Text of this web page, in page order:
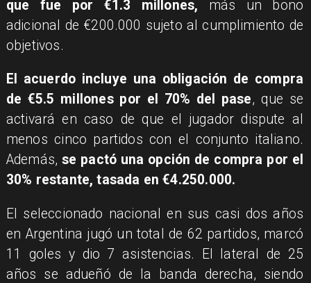
que fue por €1.3 millones, más un bono
adicional de €200.000 sujeto al cumplimiento de
objetivos.
El acuerdo incluye una obligación de compra
de €5.5 millones por el 70% del pase, que se
activará en caso de que el jugador dispute al
menos cinco partidos con el conjunto italiano.
Además,se pactó una opción de compra por el
30% restante, tasada en €4.250.000.
El seleccionado nacional en sus casi dos años
en Argentina jugó un total de 62 partidos, marcó
11 goles y dio 7 asistencias. El lateral de 25
años se adueñó de la banda derecha, siendo